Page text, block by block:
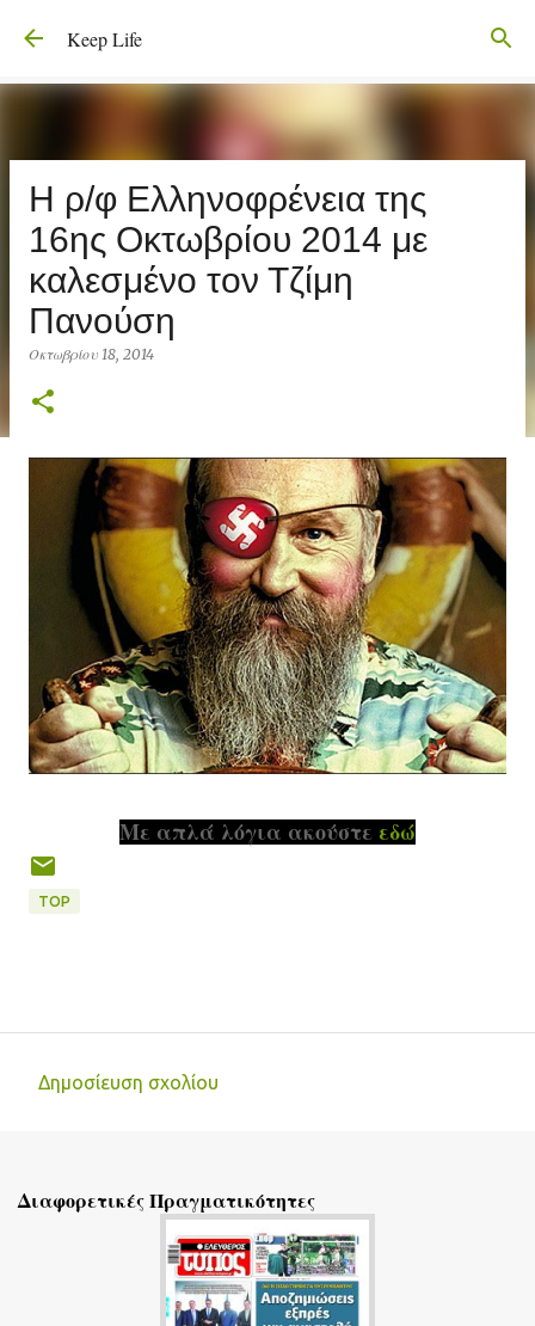
Μετάβαση στο κύριο περιεχόμενο
Keep Life
Η ρ/φ Ελληνοφρένεια της
16ης Οκτωβρίου 2014 με
καλεσμένο τον Τζίμη
Πανούση
Οκτωβρίου 18, 2014
Με απλά λόγια ακούστε εδώ
TOP
λ
Δημοσίευση σχολίου
Διαφορετικές Πραγματικότητες